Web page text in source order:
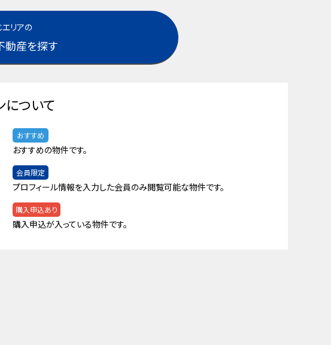
エリアの
動産を探す
について
おすすめ
おすすめの物件です。
会員限定
プロフィール情報を入力した会員のみ閲覧可能な物件です。
購入申込あり
購入申込が入っている物件です。